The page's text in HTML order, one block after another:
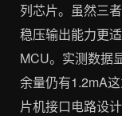
列芯片。虽然三
稳压输出能力更
MCU。实测数据
余量仍有1.2mA
片机接口电路设